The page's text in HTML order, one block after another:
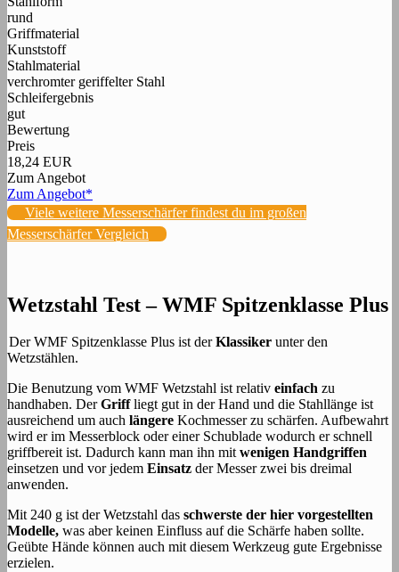
rund
Griffmaterial
Kunststoff
Stahlmaterial
verchromter geriffelter Stahl
Schleifergebnis
gut
Bewertung
Preis
18,24 EUR
Zum Angebot
Zum Angebot*
Viele weitere Messerschärfer findest du im großen
Messerschärfer Vergleich
Wetzstahl Test – WMF Spitzenklasse Plus
Der WMF Spitzenklasse Plus ist derKlassiker unter den
Wetzstählen.
Die Benutzung vom WMF Wetzstahl ist relativ einfach zu
handhaben. DerGriffliegt gut in der Hand und die Stahllänge ist
ausreichend um auch längere Kochmesser zu schärfen. Aufbewahrt
wird er im Messerblock oder einer Schublade wodurch er schnell
griffbereit ist. Dadurch kann man ihn mitwenigen Handgriffen
einsetzen und vor jedem Einsatz der Messer zwei bis dreimal
anwenden.
Mit 240 g ist der Wetzstahl das schwerste der hier vorgestellten
Modelle, was aber keinen Einfluss auf die Schärfe haben sollte.
Geübte Hände können auch mit diesem Werkzeug gute Ergebnisse
erzielen.